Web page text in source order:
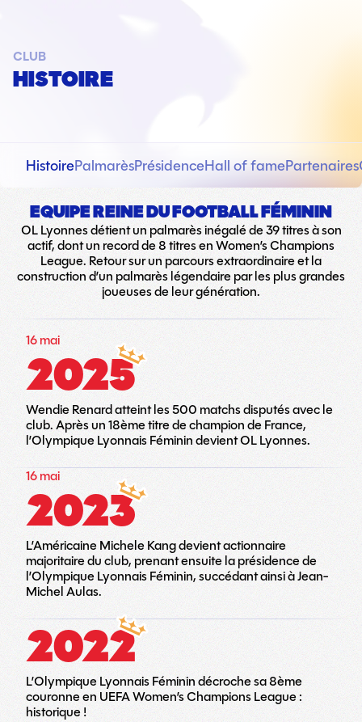
CLUB
HISTOIRE
HistoirePalmarèsPrésidenceHall of famePartenaires
EQUIPE REINE DU FOOTBALL FÉMININ
OL Lyonnes détient un palmarès inégalé de 39 titres à son
actif, dont un record de 8 titres en Women’s Champions
League. Retour sur un parcours extraordinaire et la
construction d’un palmarès légendaire par les plus grandes
joueuses de leur génération.
16 mai
2025
Wendie Renard atteint les 500 matchs disputés avec le
club. Après un 18ème titre de champion de France,
l’Olympique Lyonnais Féminin devient OL Lyonnes.
16 mai
2023
L’Américaine Michele Kang devient actionnaire
majoritaire du club, prenant ensuite la présidence de
l’Olympique Lyonnais Féminin, succédant ainsi à Jean-
Michel Aulas.
2022
L’Olympique Lyonnais Féminin décroche sa 8ème
couronne en UEFA Women’s Champions League :
historique !